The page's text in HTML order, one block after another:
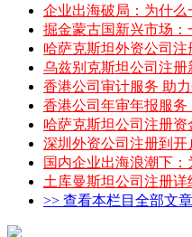
企业出海破局：为什么
掘金蒙古国新兴市场：
哈萨克斯坦外资公司
乌兹别克斯坦公司注册
香港公司审计服务 助
香港公司年审年报服务
哈萨克斯坦公司注册资
深圳外资公司注册到开
国内企业出海浪潮下
土库曼斯坦公司注册详
>> 查看本栏目全部文